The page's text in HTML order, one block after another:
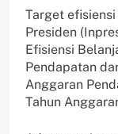
Target
Presiden
Efisiensi
Pendapatan
Anggaran
Tahun